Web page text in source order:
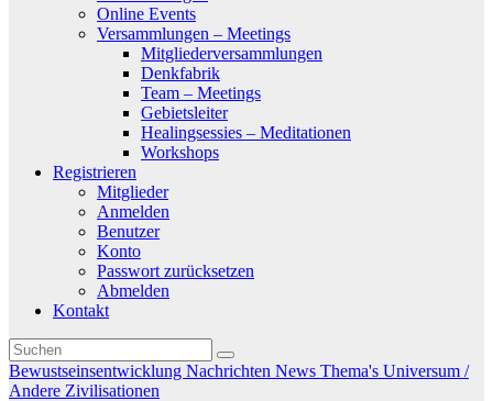
Online Events
Versammlungen – Meetings
Mitgliederversammlungen
Denkfabrik
Team – Meetings
Gebietsleiter
Healingsessies – Meditationen
Workshops
Registrieren
Mitglieder
Anmelden
Benutzer
Konto
Passwort zurücksetzen
Abmelden
Kontakt
Bewustseinsentwicklung Nachrichten News Thema's Universum /
Andere Zivilisationen